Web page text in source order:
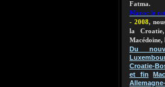
Fatma.
Maroc le
- 2008,
la
Du
Croatie-
et fin